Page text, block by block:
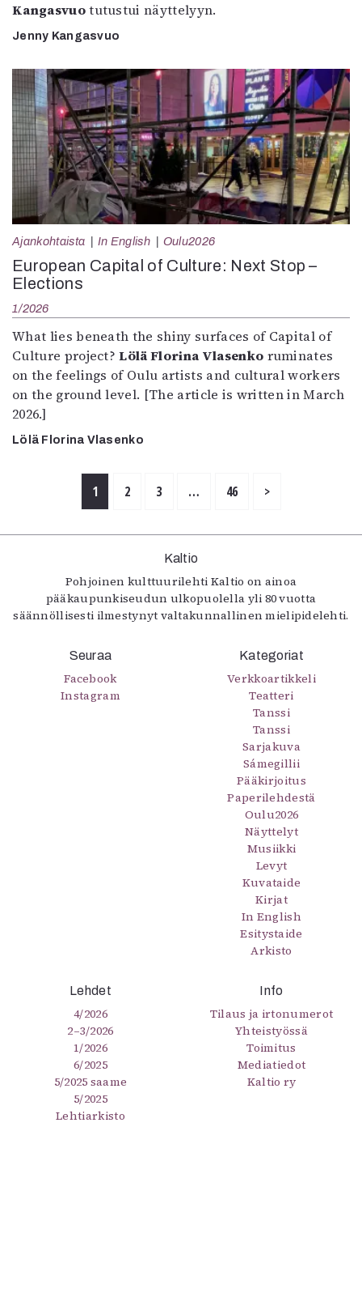
Kangasvuotutustui näyttelyyn.
Jenny Kangasvuo
Ajankohtaista In English Oulu2026
European Capital of Culture: Next Stop –
Elections
1/2026
What lies beneath the shiny surfaces of Capital of
Culture project?Lölä Florina Vlasenko ruminates
on the feelings of Oulu artists and cultural workers
on the ground level. [The article is written in March
2026.]
Lölä Florina Vlasenko
1 2 3 … 46 >
Kaltio
Pohjoinen kulttuurilehti Kaltio on ainoa
pääkaupunkiseudun ulkopuolella yli 80 vuotta
säännöllisesti ilmestynyt valtakunnallinen mielipidelehti.
Seuraa
Facebook
Instagram
Kategoriat
Verkkoartikkeli
Teatteri
Tanssi
Tanssi
Sarjakuva
Sámegillii
Pääkirjoitus
Paperilehdestä
Oulu2026
Näyttelyt
Musiikki
Levyt
Kuvataide
Kirjat
In English
Esitystaide
Arkisto
Lehdet
4/2026
2–3/2026
1/2026
6/2025
5/2025 saame
5/2025
Lehtiarkisto
Info
Tilaus ja irtonumerot
Yhteistyössä
Toimitus
Mediatiedot
Kaltio ry